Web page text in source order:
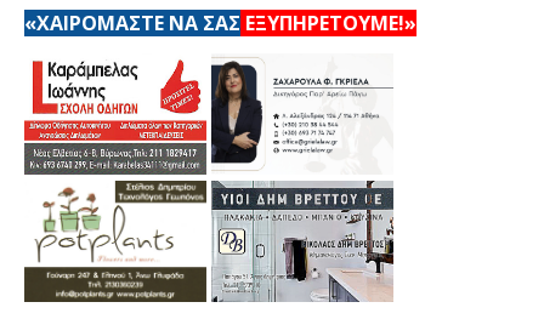
«ΧΑΙΡΟΜΑΣΤΕ ΝΑ ΣΑΣ ΕΞΥΠΗΡΕΤΟΥΜΕ!»